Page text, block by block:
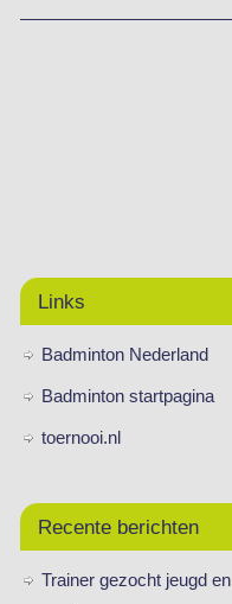
Links
Badminton Nederland
Badminton startpagina
toernooi.nl
Recente berichten
Trainer gezocht jeugd en